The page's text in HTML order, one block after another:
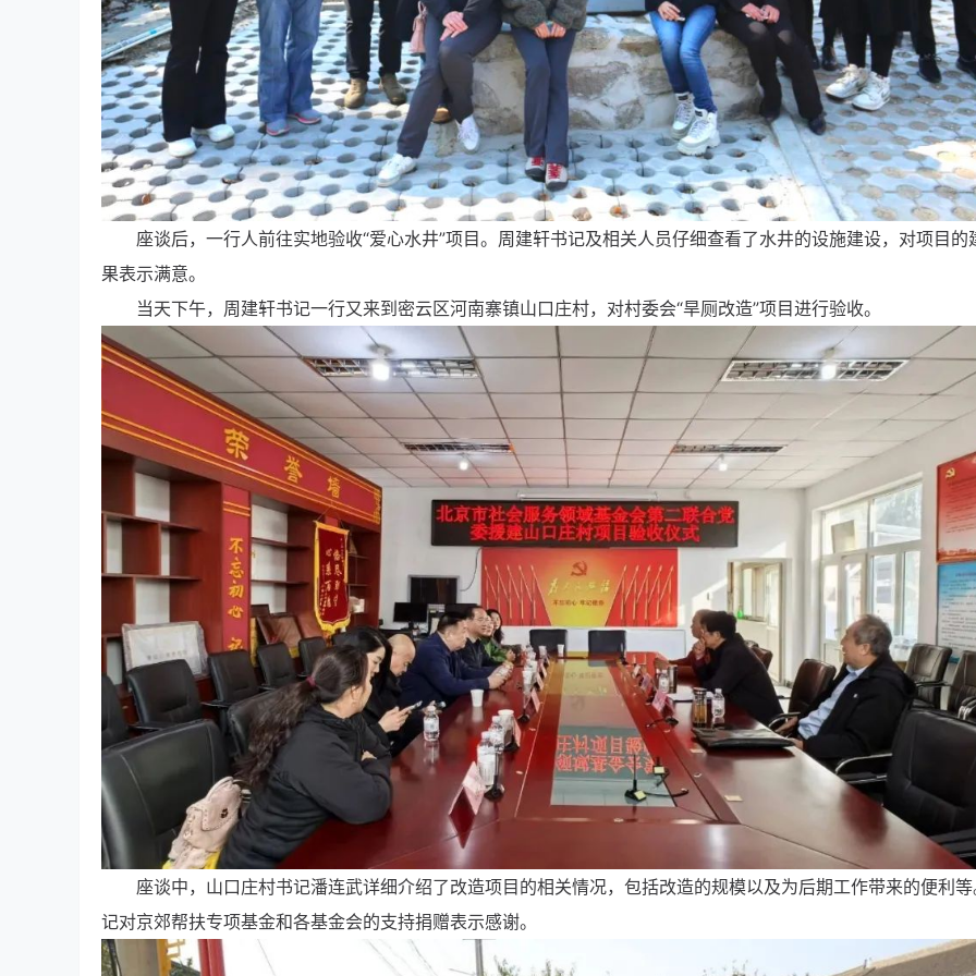
座谈后，一行人前往实地验收“爱心水井”项目。周建轩书记及相关人员仔细查看了水井的设施建设，对项目的
果表示满意。
当天下午，周建轩书记一行又来到密云区河南寨镇山口庄村，对村委会“旱厕改造”项目进行验收。
座谈中，山口庄村书记潘连武详细介绍了改造项目的相关情况，包括改造的规模以及为后期工作带来的便利
记对京郊帮扶专项基金和各基金会的支持捐赠表示感谢。